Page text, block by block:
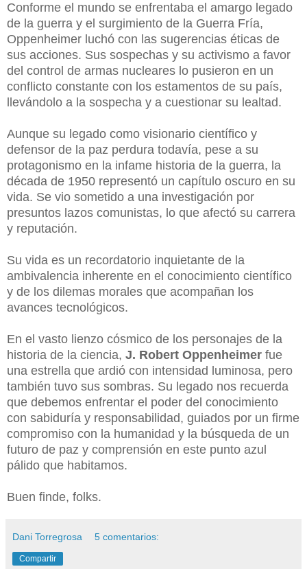
Conforme el mundo se enfrentaba el amargo legado
de la guerra y el surgimiento de la Guerra Fría,
Oppenheimer luchó con las sugerencias éticas de
sus acciones. Sus sospechas y su activismo a favor
del control de armas nucleares lo pusieron en un
conflicto constante con los estamentos de su país,
llevándolo a la sospecha y a cuestionar su lealtad.
Aunque su legado como visionario científico y
defensor de la paz perdura todavía, pese a su
protagonismo en la infame historia de la guerra, la
década de 1950 representó un capítulo oscuro en su
vida. Se vio sometido a una investigación por
presuntos lazos comunistas, lo que afectó su carrera
y reputación.
Su vida es un recordatorio inquietante de la
ambivalencia inherente en el conocimiento científico
y de los dilemas morales que acompañan los
avances tecnológicos.
En el vasto lienzo cósmico de los personajes de la
historia de la ciencia, J. Robert Oppenheimer fue
una estrella que ardió con intensidad luminosa, pero
también tuvo sus sombras. Su legado nos recuerda
que debemos enfrentar el poder del conocimiento
con sabiduría y responsabilidad, guiados por un firme
compromiso con la humanidad y la búsqueda de un
futuro de paz y comprensión en este punto azul
pálido que habitamos.
Buen finde, folks.
Dani Torregrosa 5 comentarios:
Compartir